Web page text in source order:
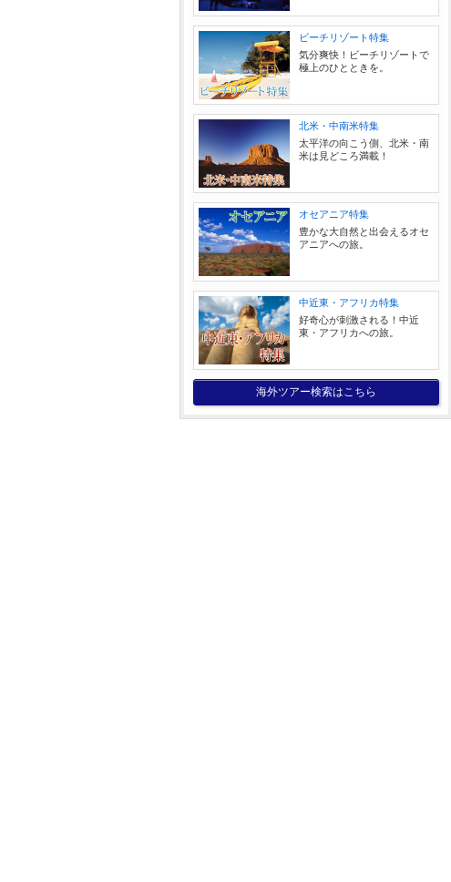
ビーチリゾート特集
気分爽快！ビーチリゾートで
極上のひとときを。
北米・中南米特集
太平洋の向こう側、北米・南
米は見どころ満載！
オセアニア特集
豊かな大自然と出会えるオセ
アニアへの旅。
中近東・アフリカ特集
好奇心が刺激される！中近
東・アフリカへの旅。
海外ツアー検索はこちら